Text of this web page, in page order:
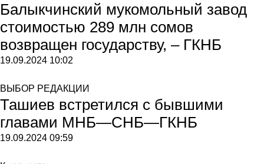
Балыкчинский мукомольный завод
стоимостью 289 млн сомов
возвращен государству, – ГКНБ
19.09.2024 10:02
ВЫБОР РЕДАКЦИИ
Ташиев встретился с бывшими
главами МНБ—СНБ—ГКНБ
19.09.2024 09:59